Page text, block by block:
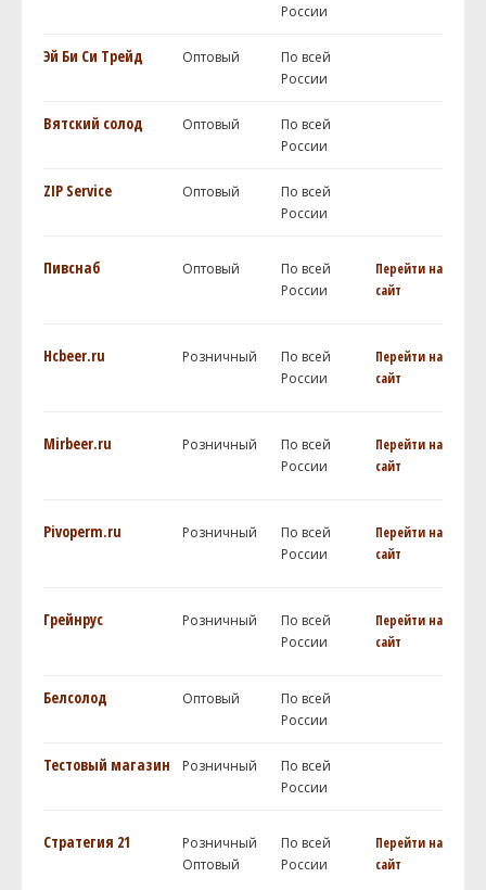
России
Эй Би Си Трейд Оптовый
По всей
России
Вятский солод Оптовый
По всей
России
ZIP Service Оптовый
По всей
России
Пивснаб Оптовый
По всей
России
Перейти на
сайт
Hcbeer.ru Розничный
По всей
России
Перейти на
сайт
Mirbeer.ru Розничный
По всей
России
Перейти на
сайт
Pivoperm.ru Розничный
По всей
России
Перейти на
сайт
Грейнрус Розничный
По всей
России
Перейти на
сайт
Белсолод Оптовый
По всей
России
Тестовый магазин Розничный
По всей
России
Стратегия 21
Розничный
Оптовый
По всей
России
Перейти на
сайт